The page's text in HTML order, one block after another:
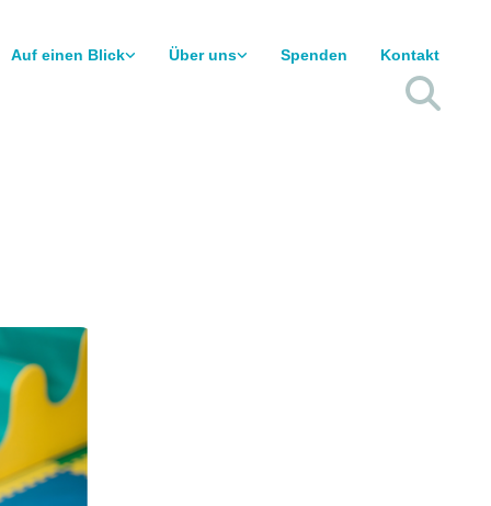
Auf einen Blick Über uns Spenden Kontakt